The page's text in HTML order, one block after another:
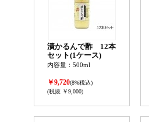
漬かるんで酢 12本
セット(1ケース)
内容量：500ml
￥9,720(8%税込)
(税抜 ￥9,000)